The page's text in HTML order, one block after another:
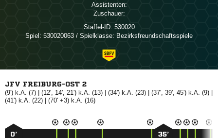
Assistenten:
Zuschauer:
Staffel-ID: 530020
Spiel: 530020063 / Spielklasse: Bezirksfreundschaftsspiele
JFV FREIBURG-OST 2
(9') k.A. (7) | (12', 14', 21') k.A. (13) | (34') k.A. (23) | (37', 39', 45') k.A. (9) |
(41') k.A. (22) | (70' +3) k.A. (16)
0’ 35’